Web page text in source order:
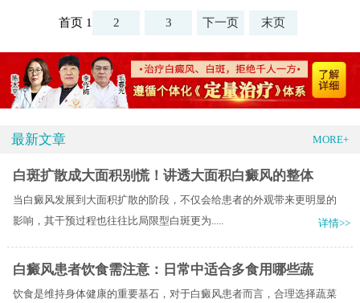
首页 1 2 3 下一页 末页
最新文章 MORE+
白斑扩散成大面积别慌！讲透大面积白癜风的整体
当白癜风发展到大面积扩散的阶段，不仅会给患者的外观带来更明显的
影响，其干预过程也往往比局限型白斑更为.....
详情>>
白癜风患者饮食需注意：日常中适合多食用哪些蔬
饮食是维持身体健康的重要基石，对于白癜风患者而言，合理选择蔬菜